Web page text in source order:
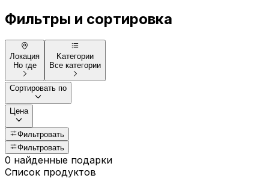
Фильтры и сортировка
Локация
Но где
Kатегории
Все категории
Сортировать по
Цена
Фильтровать
Фильтровать
0 найденные подарки
Список продуктов